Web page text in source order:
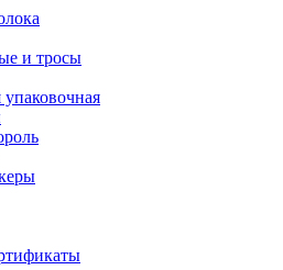
и тросы
упаковочная